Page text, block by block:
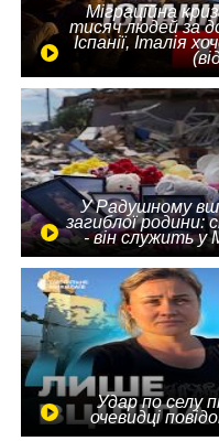
Міграційна
тисяч людей за
Іспанії, Італія
У Радушному
загиблої родини:
- він служить у
Удар по селу
очевидці